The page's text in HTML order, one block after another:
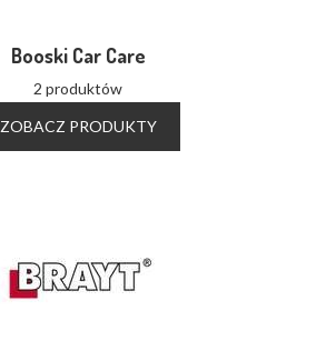
Booski Car Care
2 produktów
ZOBACZ PRODUKTY